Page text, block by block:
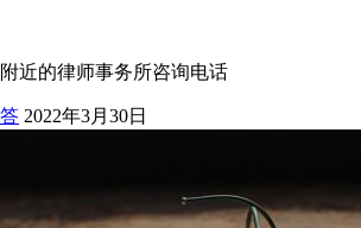
近的律师事务所咨询电话
2022年3月30日